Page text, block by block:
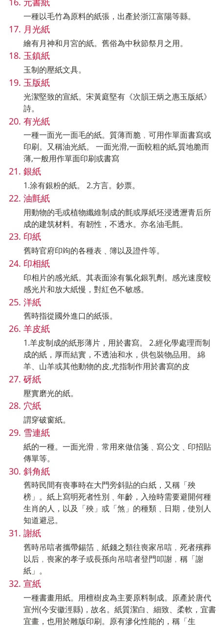
一種以毛竹為原料的紙張，出產於浙江富陽等縣。
月光紙
繪有月神和月宮的紙。舊俗為中秋節祭月之用。
玉鎮紙
玉制的壓紙文具。
玉版紙
光潔堅致的宣紙。宋黃庭堅有《次韻王炳之惠玉版紙》
詩。
有光紙
一種一面光一面毛的紙。質薄而脆﹐可用作單面書寫或
印刷。又稱油光紙。 一面光滑,一面較粗的紙,質地脆而
薄,一般用作單面印刷或書寫
銀紙
1.涂有銀粉的紙。 2.方言。鈔票。
油氈紙
用動物的毛或植物纖維制成的氈或厚紙坯浸透瀝青后所
成的建筑材料。有韌性，不透水。亦名油毛氈。
印紙
舊時官府印竘的各種表﹑簿以及證件等。
印相紙
印相片的感光紙。其表面涂有氯化銀乳劑。感光速度較
感光片和放大紙慢，對紅色不敏感。
洋紙
舊時指從國外進口的紙張。
羊皮紙
1.羊皮制成的紙形薄片，用於書寫。 2.經化學處理而制
成的紙，厚而結實，不透油和水，供包裝物品用。 綿
羊、山羊或其他動物的皮,尤指制作用於書寫的皮
砑紙
壓實磨光的紙。
穴紙
謂穿破窗紙。
雪連紙
紙的一種。一面光滑﹐常用來做信箋﹑寫公文﹑印招貼
傳單等。
斜角紙
舊時民間有喪事時在大門旁斜貼的白紙，又稱「殃
榜」。紙上寫明死者性別﹑年齡，入殮時需要避開何種
生肖的人，以及「殃」或「煞」的種類﹑日期，使別人
知道避忌。
謝紙
舊時吊唁者攜帶錫箔﹑紙錢之類往喪家吊唁﹐死者殯葬
以后﹐喪家的孝子或長孫向吊唁者登門叩謝﹐稱「謝
紙」。
宣紙
一種書畫用紙。用檀樹皮為主要原料制成。原產於唐代
宣州(今安徽涇縣)，故名。紙質潔白、細致、柔軟，宜書
宜畫，也用於雕版印刷。原有滲化性能的，稱「生